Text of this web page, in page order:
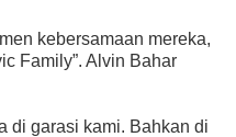
kebersamaan mereka,
Family”. Alvin Bahar
di garasi kami. Bahkan di